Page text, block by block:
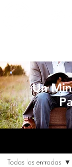
Un
Todas las entradas